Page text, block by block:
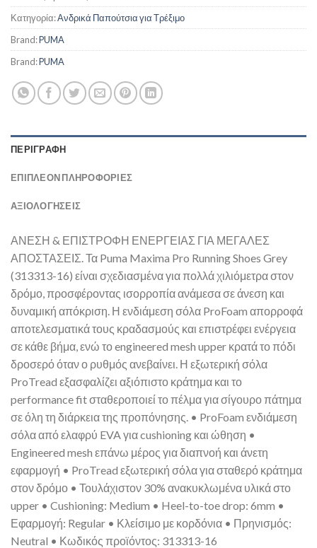
Κατηγορία:Ανδρικά Παπούτσια για Τρέξιμο
Brand:PUMA
Brand:PUMA
ΠΕΡΙΓΡΑΦΉ
ΕΠΙΠΛΈΟΝ ΠΛΗΡΟΦΟΡΊΕΣ
ΑΞΙΟΛΟΓΗΣΕΙΣ
ΑΝΕΣΗ & ΕΠΙΣΤΡΟΦΗ ΕΝΕΡΓΕΙΑΣ ΓΙΑ ΜΕΓΑΛΕΣ
ΑΠΟΣΤΑΣΕΙΣ. Τα Puma Maxima Pro Running Shoes Grey
(313313-16) είναι σχεδιασμένα για πολλά χιλιόμετρα στον
δρόμο, προσφέροντας ισορροπία ανάμεσα σε άνεση και
δυναμική απόκριση. Η ενδιάμεση σόλα ProFoam απορροφά
αποτελεσματικά τους κραδασμούς και επιστρέφει ενέργεια
σε κάθε βήμα, ενώ το engineered mesh upper κρατά το πόδι
δροσερό όταν ο ρυθμός ανεβαίνει. Η εξωτερική σόλα
ProTread εξασφαλίζει αξιόπιστο κράτημα και το
performance fit σταθεροποιεί το πέλμα για σίγουρο πάτημα
σε όλη τη διάρκεια της προπόνησης. • ProFoam ενδιάμεση
σόλα από ελαφρύ EVA για cushioning και ώθηση •
Engineered mesh επάνω μέρος για διαπνοή και άνετη
εφαρμογή • ProTread εξωτερική σόλα για σταθερό κράτημα
στον δρόμο • Τουλάχιστον 30% ανακυκλωμένα υλικά στο
upper • Cushioning: Medium • Heel-to-toe drop: 6mm •
Εφαρμογή: Regular • Κλείσιμο με κορδόνια • Πρηνισμός:
Neutral • Κωδικός προϊόντος: 313313-16